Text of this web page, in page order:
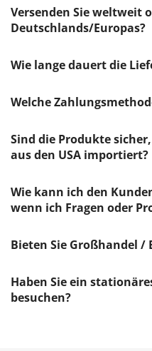
Versenden Sie weltweit
Deutschlands/Europas?
Wie lange dauert die
Welche
Sind die Produkte
aus den USA importiert?
Wie kann ich den
wenn ich Fragen oder
Bieten Sie Großhandel /
Haben Sie ein
besuchen?